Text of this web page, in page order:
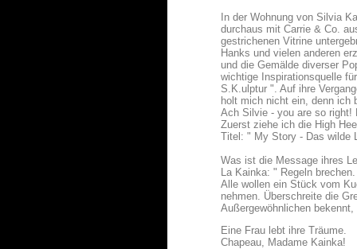
In der Wohnung von Silvia
durchaus mit Carrie & Co.
gestrichenen Vitrine
Hanks und vielen anderen
und die Gemälde diverser
wichtige Inspirationsquelle
S.K.ulptur ". Auf ihre
holt mich nicht ein, denn ich
Ach Silvie - you are so right!
Zuerst ziehe ich die High
Titel: " My Story - Das wilde
Was ist die Message ihres
La Kainka: " Regeln
Alle wollen ein Stück vom
nehmen. Überschreite die
Außergewöhnlichen
Eine Frau lebt ihre Träume.
Chapeau, Madame Kainka!